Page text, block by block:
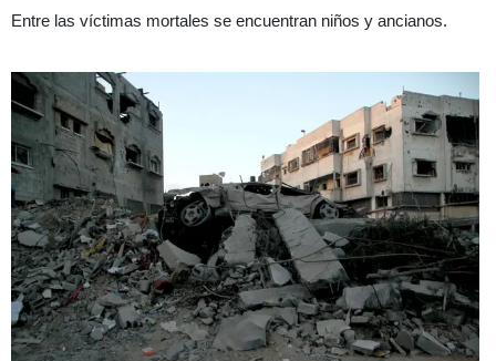
Entre las víctimas mortales se encuentran niños y ancianos.